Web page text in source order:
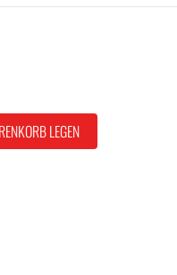
LEGEN